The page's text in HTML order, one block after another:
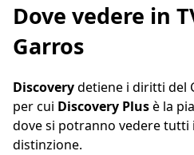
Dove vedere in
Garros
Discoverydetiene i diritti del
per cui Discovery Plusè la
dove si potranno vedere tutti
distinzione.